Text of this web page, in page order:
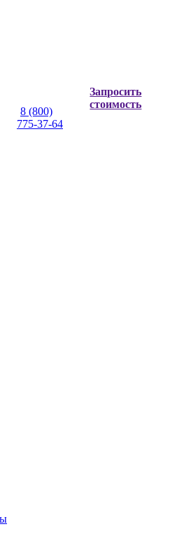
8 (800)
775-37-64
Запросить
стоимость